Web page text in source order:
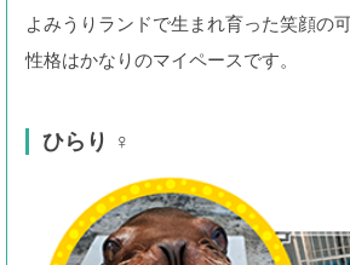
よみうりランドで生まれ育った笑顔の
性格はかなりのマイペースです。
ひらり ♀